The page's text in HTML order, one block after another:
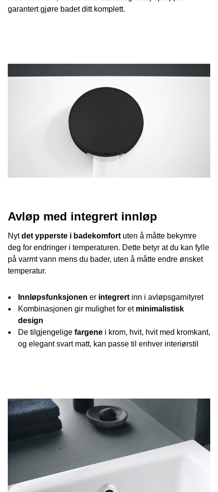
garantert gjøre badet ditt komplett.
Avløp med integrert innløp
Nytdet ypperste i badekomfort uten å måtte bekymre
deg for endringer i temperaturen. Dette betyr at du kan fylle
på varmt vann mens du bader, uten å måtte endre ønsket
temperatur.
Innløpsfunksjonen er integrert inn i avløpsgarnityret
Kombinasjonen gir mulighet for et minimalistisk
design
De tilgjengelige fargene i krom, hvit, hvit med kromkant,
og elegant svart matt, kan passe til enhver interiørstil